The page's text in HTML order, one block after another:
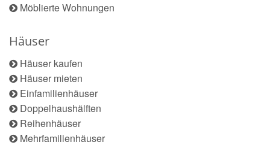
Möblierte Wohnungen
Häuser
Häuser kaufen
Häuser mieten
Einfamilienhäuser
Doppelhaushälften
Reihenhäuser
Mehrfamilienhäuser